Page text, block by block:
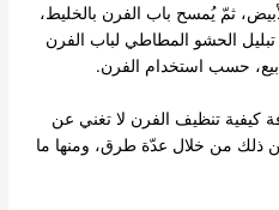
ثمّ يُمسح باب الفرن بالخليط،
الحشو المطاطي لباب الفرن
حسب استخدام الفرن.
كيفية تنظيف الفرن لا تغني عن
ذلك من خلال عدّة طرق، ومنها ما